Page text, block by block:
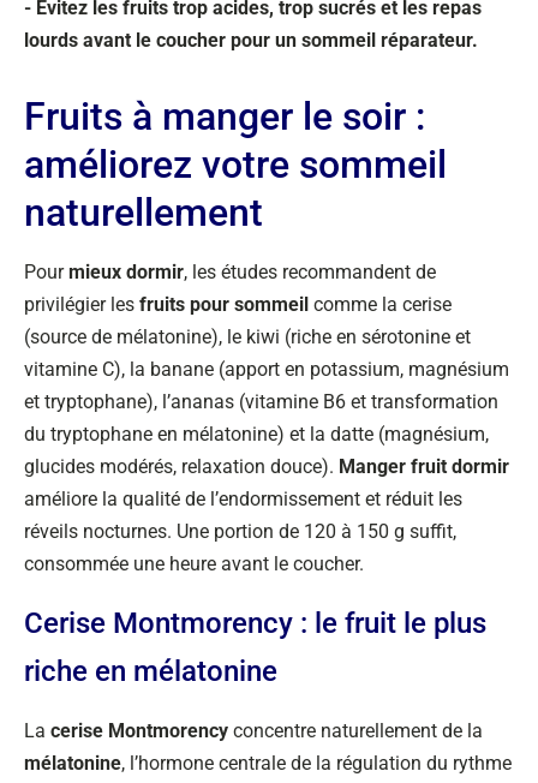
- Évitez les fruits trop acides, trop sucrés et les repas
lourds avant le coucher pour un sommeil réparateur.
Fruits à manger le soir :
améliorez votre sommeil
naturellement
Pourmieux dormir, les études recommandent de
privilégier les fruits pour sommeil comme la cerise
(source de mélatonine), le kiwi (riche en sérotonine et
vitamine C), la banane (apport en potassium, magnésium
et tryptophane), l’ananas (vitamine B6 et transformation
du tryptophane en mélatonine) et la datte (magnésium,
glucides modérés, relaxation douce). Manger fruit dormir
améliore la qualité de l’endormissement et réduit les
réveils nocturnes. Une portion de 120 à 150 g suffit,
consommée une heure avant le coucher.
Cerise Montmorency : le fruit le plus
riche en mélatonine
La cerise Montmorency concentre naturellement de la
mélatonine, l’hormone centrale de la régulation du rythme